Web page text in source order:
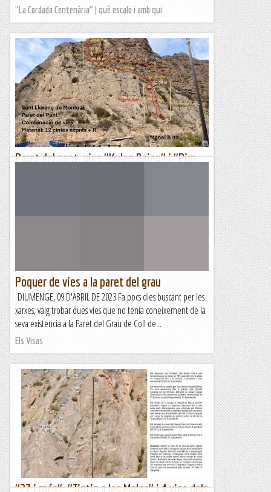
"La Cordada Centenària" | què escalo i amb qui
Paret del pont. vies "Kulen Bajen" i "Pim
font que hi ha a 1 km. sortint del poble ens trobem...
Poquer de vies a la paret del grau
DIUMENGE, 09 D'ABRIL DE 2023 Fa pocs dies buscant per les
xarxes, vaig trobar dues vies que no tenia coneixement de la
seva existencia a la Paret del Grau de Coll de...
Els Visas
"27 i més". "Tintin a les Moles" i 4 vies dels